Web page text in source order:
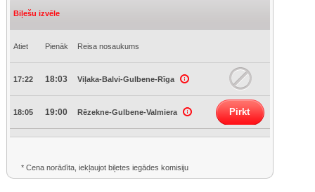
Biļešu izvēle
Atiet Pienāk Reisa nosaukums
17:22 18:03 Viļaka-Balvi-Gulbene-Rīga
18:05 19:00 Rēzekne-Gulbene-Valmiera Pirkt
* Cena norādīta, iekļaujot biļetes iegādes komisiju